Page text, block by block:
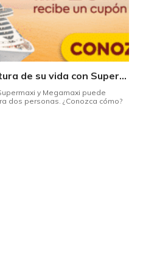
¡Embárquese en la aventura de su vida con Supermaxi!
y Megamaxi puede
dos personas. ¿Conozca cómo?